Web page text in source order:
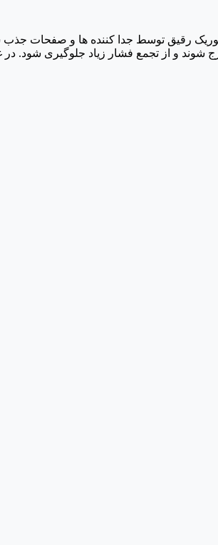
رقیق توسط جدا کننده ها و صفحات جذب
و از تجمع فشار زیاد جلوگیری شود. در